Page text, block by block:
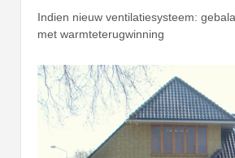
Indien nieuw ventilatiesysteem:
met warmteterugwinning